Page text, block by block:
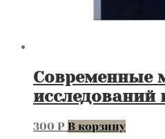
Современные
исследований
300 ₽ В корзину